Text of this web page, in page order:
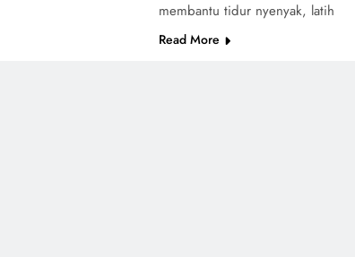
membantu tidur nyenyak, latih
Read More